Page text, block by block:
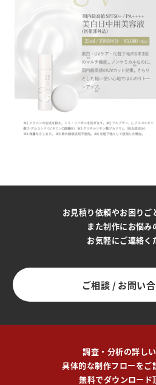
お見積り依頼やお困りご
また制作にお悩み
お気軽にご連絡く
ご相談 / お問い
調査・分析の詳し
具体的な制作フローをご
無料でダウンロード